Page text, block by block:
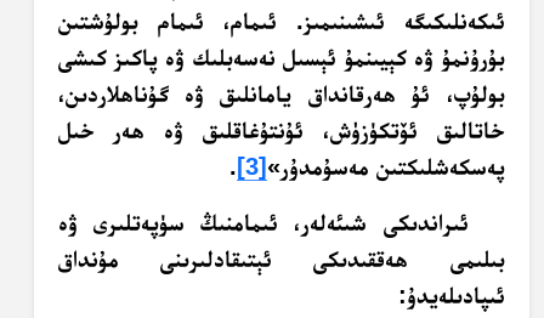
ئىكەنلىكىگە ئىشىنىمىز. ئىمام، ئىمام بولۇشتىن
بۇرۇنمۇ ۋە كېيىنمۇ ئېسىل نەسەبلىك ۋە پاكىز كىشى
بولۇپ، ئۇ ھەرقانداق يامانلىق ۋە گۇناھلاردىن،
خاتالىق ئۆتكۈزۈش، ئۇنتۇغاقلىق ۋە ھەر خىل
پەسكەشلىكتىن مەسۇمدۇر» [3]
.
ئىراندىكى شىئەلەر، ئىمامنىڭ سۈپەتلىرى ۋە
بىلىمى ھەققىدىكى ئېتىقادلىرىنى مۇنداق
ئىپادىلەيدۇ: